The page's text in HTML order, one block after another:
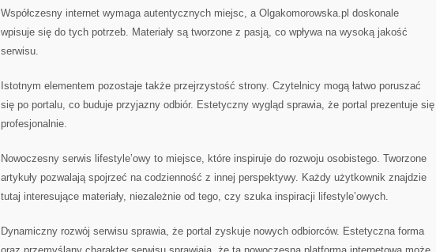
Współczesny internet wymaga autentycznych miejsc, a Olgakomorowska.pl doskonale
wpisuje się do tych potrzeb. Materiały są tworzone z pasją, co wpływa na wysoką jakość
serwisu.
Istotnym elementem pozostaje także przejrzystość strony. Czytelnicy mogą łatwo poruszać
się po portalu, co buduje przyjazny odbiór. Estetyczny wygląd sprawia, że portal prezentuje się
profesjonalnie.
Nowoczesny serwis lifestyle’owy to miejsce, które inspiruje do rozwoju osobistego. Tworzone
artykuły pozwalają spojrzeć na codzienność z innej perspektywy. Każdy użytkownik znajdzie
tutaj interesujące materiały, niezależnie od tego, czy szuka inspiracji lifestyle’owych.
Dynamiczny rozwój serwisu sprawia, że portal zyskuje nowych odbiorców. Estetyczna forma